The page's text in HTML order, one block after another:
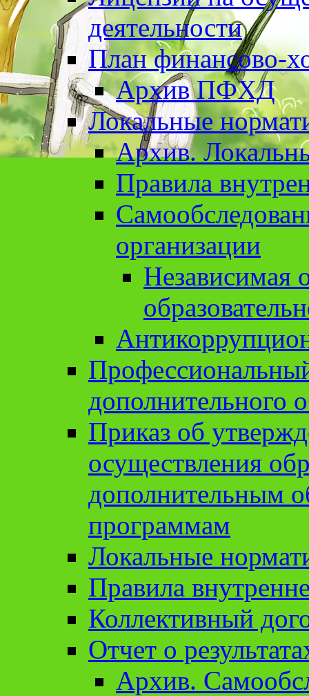
деятельности
План финансово-
Архив ПФХД
Локальные
Архив.
Правила
организации
Независимая
дополнительного
Приказ об
осуществления
дополнительным
программам
Локальные
Правила
Коллективный
Отчет о
Архив.